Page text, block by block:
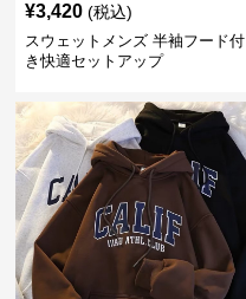
¥3,420 (税込)
スウェットメンズ 半袖フード付
き快適セットアップ